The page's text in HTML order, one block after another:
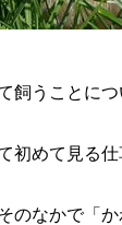
うことにつ
初めて見る仕
のなかで「